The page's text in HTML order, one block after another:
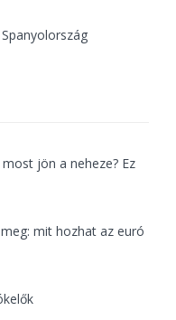
jön a neheze? Ez
mit hozhat az euró